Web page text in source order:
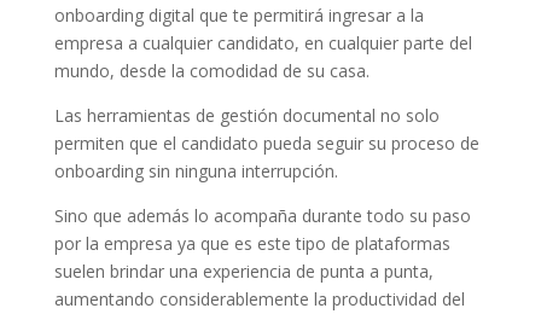
onboarding digital que te permitirá ingresar a la
empresa a cualquier candidato, en cualquier parte del
mundo, desde la comodidad de su casa.
Las herramientas de gestión documental no solo
permiten que el candidato pueda seguir su proceso de
onboarding sin ninguna interrupción.
Sino que además lo acompaña durante todo su paso
por la empresa ya que es este tipo de plataformas
suelen brindar una experiencia de punta a punta,
aumentando considerablemente la productividad del